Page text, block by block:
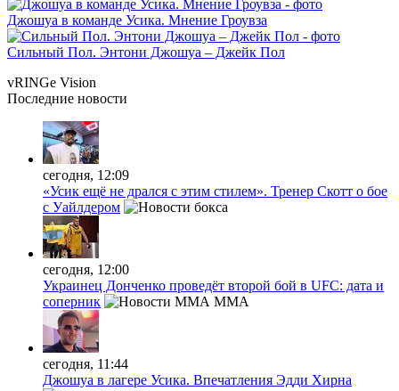
Джошуа в команде Усика. Мнение Гроувза
Сильный Пол. Энтони Джошуа – Джейк Пол
vRINGe Vision
Последние новости
сегодня, 12:09
«Усик ещё не дрался с этим стилем». Тренер Скотт о бое
с Уайлдером
сегодня, 12:00
Украинец Донченко проведёт второй бой в UFC: дата и
соперник
MMA
сегодня, 11:44
Джошуа в лагере Усика. Впечатления Эдди Хирна